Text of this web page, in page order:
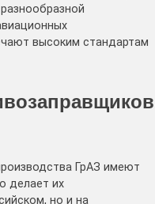
высоким стандартам
ГрАЗ имеют
делает их
но и на